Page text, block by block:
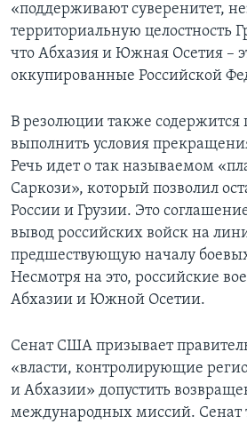
«поддерживают суверенитет,
территориальную целостность
что Абхазия и Южная Осетия –
оккупированные Российской
В резолюции также содержится
выполнить условия
Речь идет о так называемом
Саркози», который позволил
России и Грузии. Это
вывод российских войск на
предшествующую началу
Несмотря на это, российские
Абхазии и Южной Осетии.
Сенат США призывает
«власти, контролирующие
и Абхазии» допустить
международных миссий. Сенат